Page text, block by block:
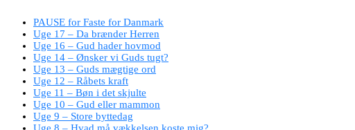
PAUSE for Faste for Danmark
Uge 17 – Da brænder Herren
Uge 16 – Gud hader hovmod
Uge 14 – Ønsker vi Guds tugt?
Uge 13 – Guds mægtige ord
Uge 12 – Råbets kraft
Uge 11 – Bøn i det skjulte
Uge 10 – Gud eller mammon
Uge 9 – Store byttedag
Uge 8 – Hvad må vækkelsen koste mig?